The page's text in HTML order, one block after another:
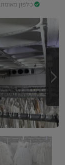
טלפון מאומת